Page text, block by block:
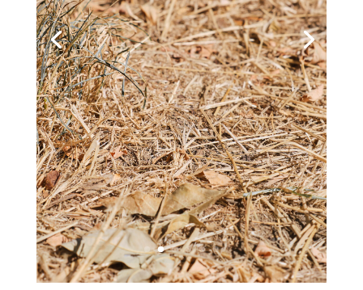
Sécheresse : mesures de restriction
en vigueur